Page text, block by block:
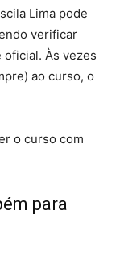
Lima pode
verificar
Às vezes
ao curso, o
o curso com
para